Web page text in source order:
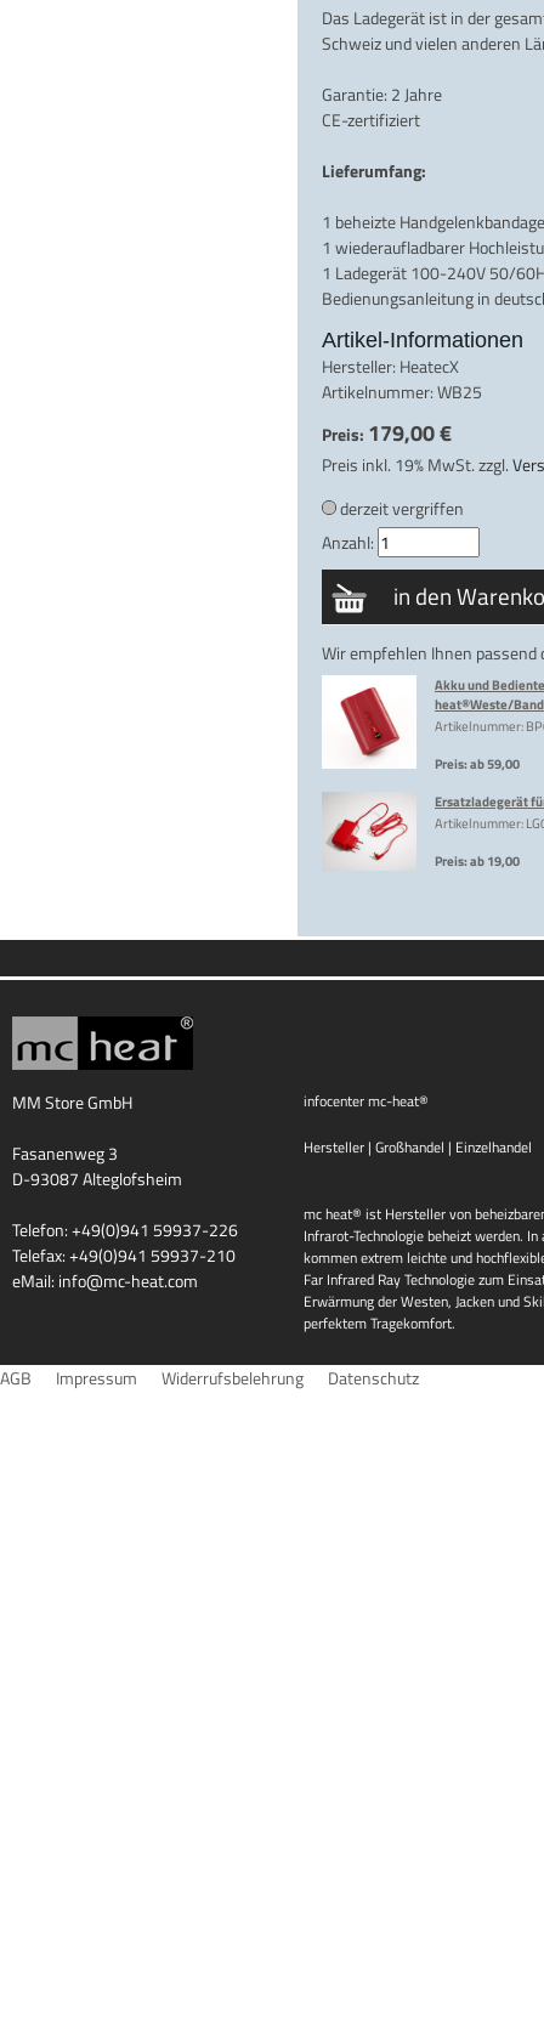
Das Ladegerät ist in der
Schweiz und vielen anderen
Garantie: 2 Jahre
CE-zertifiziert
Lieferumfang:
1 beheizte Handgelenkbandage
1 wiederaufladbarer
1 Ladegerät 100-240V 50/
Bedienungsanleitung in
Artikel-Informationen
Hersteller: HeatecX
Artikelnummer:WB25
Preis: 179,00 €
Preis inkl. 19% MwSt. zzgl.
derzeit vergriffen
Anzahl:
Wir empfehlen Ihnen passend
Akku und
heat®Weste/
Artikelnummer:
Preis: ab 59,00
Ersatzladegerät
Artikelnummer:
Preis: ab 19,00
MM Store GmbH
Fasanenweg 3
D-93087 Alteglofsheim
Telefon: +49(0)941 59937-226
Telefax: +49(0)941 59937-210
eMail: info@mc-heat.com
infocenter mc-heat®
Hersteller | Großhandel | Einzelhandel
mc heat® ist Hersteller von
Infrarot-Technologie beheizt werden.
kommen extrem leichte und
Far Infrared Ray Technologie zum
Erwärmung der Westen, Jacken und
perfektem Tragekomfort.
AGB Impressum Widerrufsbelehrung Datenschutz